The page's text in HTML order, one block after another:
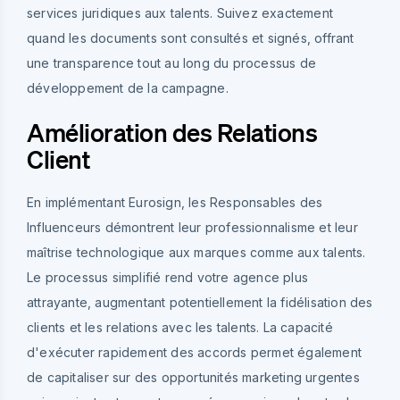
services juridiques aux talents. Suivez exactement
quand les documents sont consultés et signés, offrant
une transparence tout au long du processus de
développement de la campagne.
Amélioration des Relations
Client
En implémentant Eurosign, les Responsables des
Influenceurs démontrent leur professionnalisme et leur
maîtrise technologique aux marques comme aux talents.
Le processus simplifié rend votre agence plus
attrayante, augmentant potentiellement la fidélisation des
clients et les relations avec les talents. La capacité
d'exécuter rapidement des accords permet également
de capitaliser sur des opportunités marketing urgentes